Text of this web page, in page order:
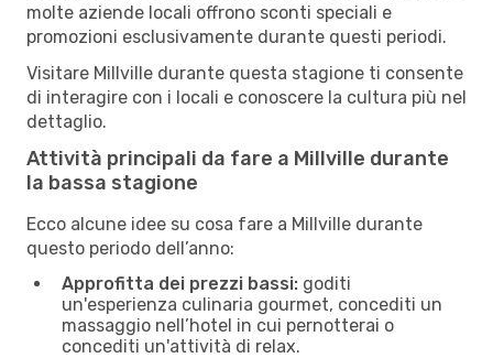
molte aziende locali offrono sconti speciali e
promozioni esclusivamente durante questi periodi.
Visitare Millville durante questa stagione ti consente
di interagire con i locali e conoscere la cultura più nel
dettaglio.
Attività principali da fare a Millville durante
la bassa stagione
Ecco alcune idee su cosa fare a Millville durante
questo periodo dell’anno:
Approfitta dei prezzi bassi: goditi
un'esperienza culinaria gourmet, concediti un
massaggio nell’hotel in cui pernotterai o
concediti un'attività di relax.